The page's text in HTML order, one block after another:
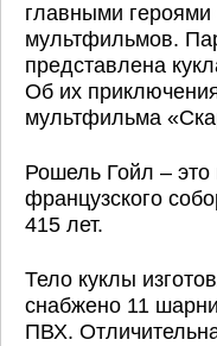
главными
мультфильмов.
представлена
Об их
мультфильма
Рошель Гойл – это
французского
415 лет.
Тело куклы
снабжено 11
ПВХ.